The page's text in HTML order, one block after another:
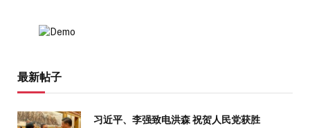
最新帖子
习近平、李强致电洪森 祝贺人民党获胜